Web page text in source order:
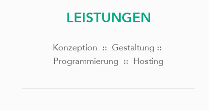
LEISTUNGEN
Konzeption :: Gestaltung ::
Programmierung :: Hosting